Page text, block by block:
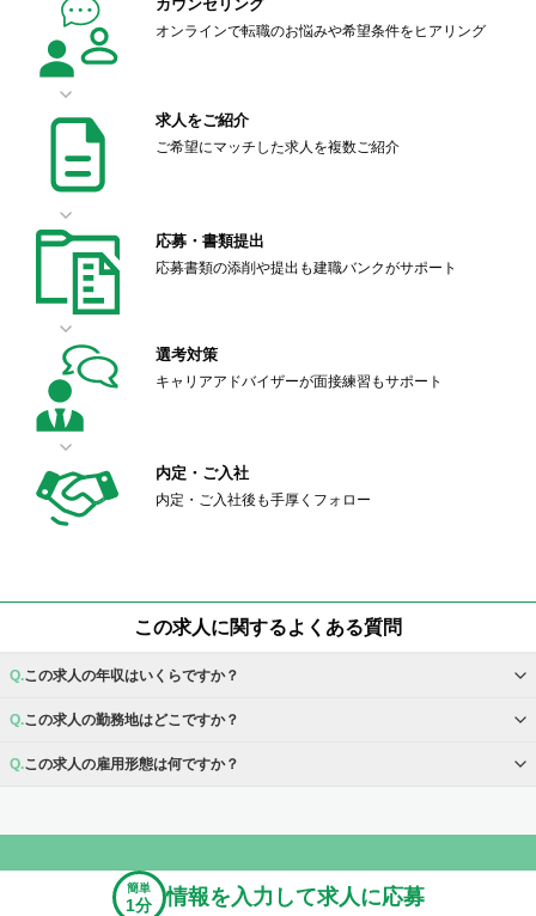
カウンセリング
オンラインで転職のお悩みや希望条件をヒアリング
求人をご紹介
ご希望にマッチした求人を複数ご紹介
応募・書類提出
応募書類の添削や提出も建職バンクがサポート
選考対策
キャリアアドバイザーが面接練習もサポート
内定・ご入社
内定・ご入社後も手厚くフォロー
この求人に関するよくある質問
この求人の年収はいくらですか？
この求人の勤務地はどこですか？
この求人の雇用形態は何ですか？
簡単
1分 情報を入力して求人に応募